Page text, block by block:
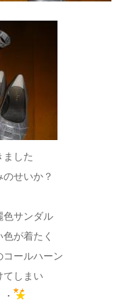
した
せいか？
サンダル
が着たく
ールハーン
しまい